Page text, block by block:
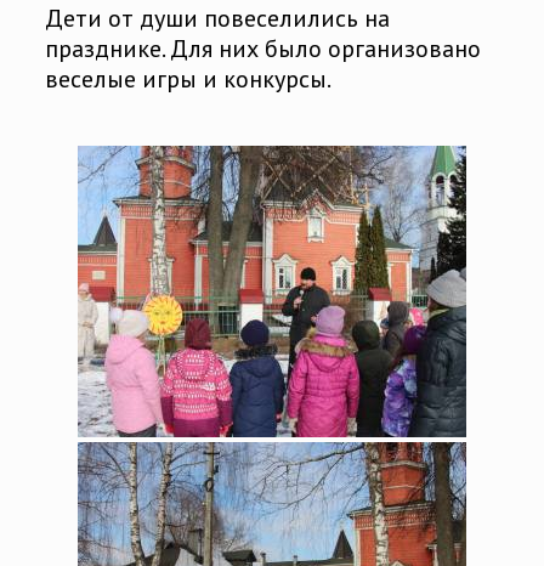
Дети от души повеселились на
празднике. Для них было организовано
веселые игры и конкурсы.